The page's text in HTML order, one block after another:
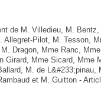
de M. Villedieu, M.
Allegret-Pilot, M. Tesson,
M. Dragon, Mme Ranc,
Girard, Mme Sicard, Mme
M. de
et M. Guitton -